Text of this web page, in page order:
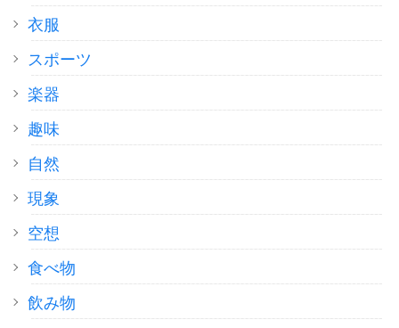
衣服
スポーツ
楽器
趣味
自然
現象
空想
食べ物
飲み物